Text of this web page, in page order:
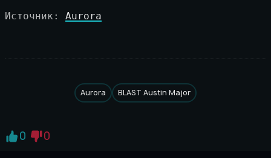
Источник: Aurora
Aurora BLAST Austin Major
0 0